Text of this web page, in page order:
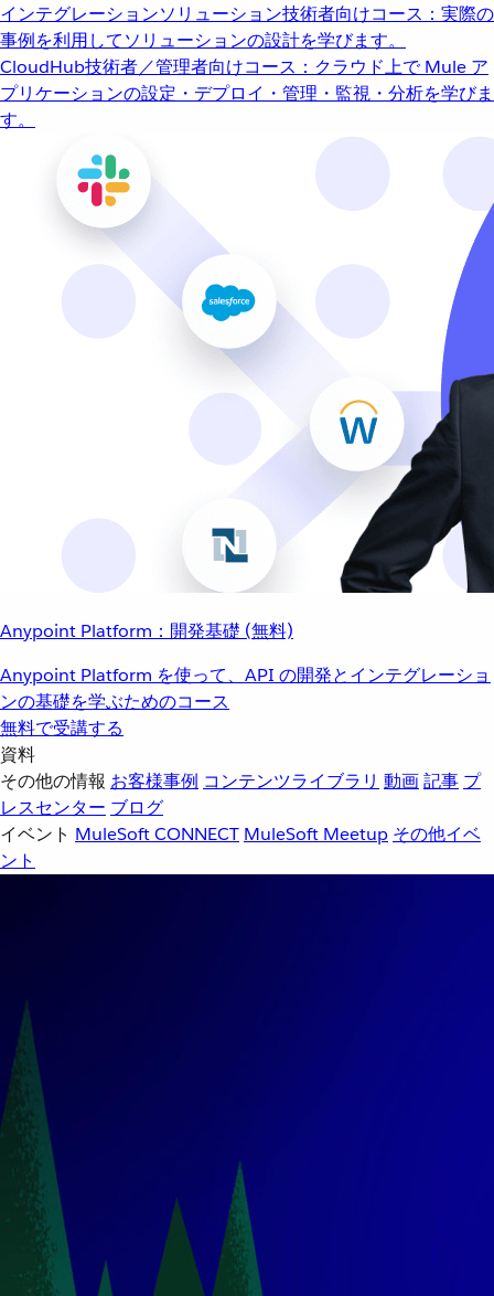
インテグレーションソリューション技術者向けコース：実際の
事例を利用してソリューションの設計を学びます。
CloudHub技術者／管理者向けコース：クラウド上で Mule ア
プリケーションの設定・デプロイ・管理・監視・分析を学びま
す。
Anypoint Platform：開発基礎 (無料)
Anypoint Platform を使って、API の開発とインテグレーショ
ンの基礎を学ぶためのコース
無料で受講する
資料
その他の情報 お客様事例 コンテンツライブラリ 動画記事 プ
レスセンター ブログ
イベント MuleSoft CONNECT MuleSoft Meetup その他イベ
ント